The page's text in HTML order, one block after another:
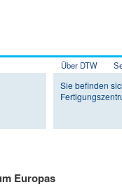
Zum Inhalt
Zum
Über DTW
Sie befinden
Europas